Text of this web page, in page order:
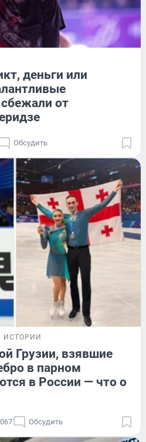
деньги или
от
Обсудить
ИСТОРИИ
Грузии, взявшие
в парном
в России — что о
Обсудить